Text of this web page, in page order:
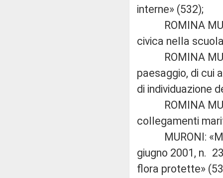
interne» (532);
ROMINA
civica nella
ROMINA
paesaggio, di cui
di individuazione
ROMINA
collegamenti
MURONI:
giugno 2001, n.
flora protette»